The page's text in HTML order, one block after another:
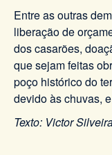
Entre as outras
liberação de
dos casarões,
que sejam feitas
poço histórico do
devido às chuvas,
Texto: Victor